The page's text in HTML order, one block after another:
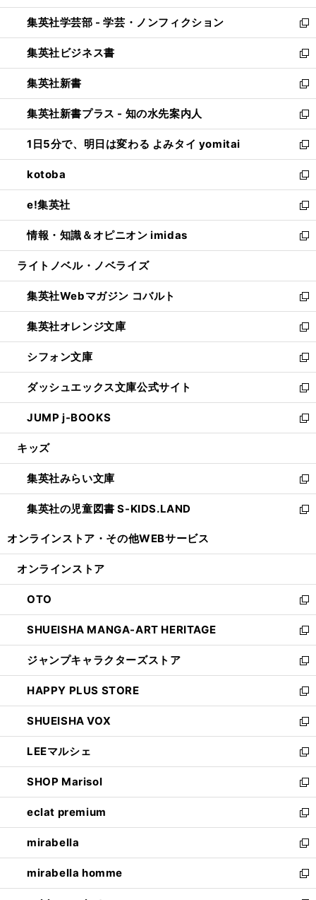
開
く
ウ
で
開
く
ン
ド
ウ
で
開
く
ウ
ィ
ン
ド
ウ
で
開
く
集英社学芸部 - 学芸・ノンフィクション
新
し
い
ウ
ィ
ン
ド
ウ
で
開
く
集英社ビジネス書
新
し
い
ウ
ィ
ン
ド
ウ
で
開
く
集英社新書
新
し
い
ウ
ィ
ン
ド
ウ
で
開
く
集英社新書プラス - 知の水先案内人
新
し
い
ウ
ィ
ン
ド
ウ
で
開
1日5分で、明日は変わる よみタイ yomitai
新
し
い
ウ
ィ
ン
ド
ウ
開
く
kotoba
新
し
い
ウ
ィ
ン
ウ
で
開
く
e!集英社
新
し
い
ウ
ン
ド
ウ
で
開
く
情報・知識＆オピニオン imidas
新
し
ウ
ィ
ン
ド
ウ
で
開
く
ライトノベル・ノベライズ
集英社Webマガジン コバルト
新
し
い
ウ
ィ
ン
ド
ウ
で
開
集英社オレンジ文庫
新
し
い
ウ
ィ
ン
ド
ウ
開
く
シフォン文庫
新
し
い
ウ
ィ
ン
ウ
で
開
く
ダッシュエックス文庫公式サイト
新
し
い
ウ
ン
ド
ウ
で
JUMP j-BOOKS
新
し
ウ
ィ
ン
ド
開
キッズ
集英社みらい文庫
新
し
い
ン
ウ
で
開
く
集英社の児童図書 S-KIDS.LAND
新
ウ
ン
ド
ウ
で
開
く
オンラインストア・ その他WEBサービス
オンラインストア
OTO
新
し
い
ウ
ィ
ン
ド
ウ
で
開
く
SHUEISHA MANGA-ART HERITAGE
新
し
い
ウ
ィ
ン
ド
ウ
で
開
く
ジャンプキャラクターズストア
新
し
い
ウ
ィ
ン
ド
ウ
で
開
く
HAPPY PLUS STORE
新
し
い
ウ
ィ
ン
ド
ウ
で
開
く
SHUEISHA VOX
新
し
い
ウ
ィ
ン
ド
ウ
で
開
く
LEEマルシェ
新
し
い
ウ
ィ
ン
ド
ウ
で
開
SHOP Marisol
新
し
い
ウ
ィ
ン
ド
ウ
eclat premium
新
し
い
ウ
ィ
ン
mirabella
新
し
い
ウ
mirabella homme
新
し